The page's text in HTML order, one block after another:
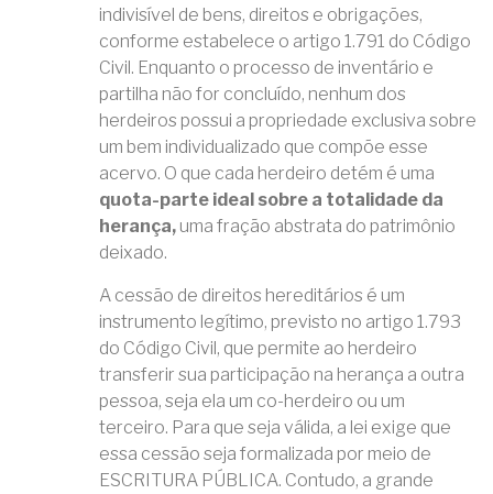
indivisível de bens, direitos e obrigações,
conforme estabelece o artigo 1.791 do Código
Civil. Enquanto o processo de inventário e
partilha não for concluído, nenhum dos
herdeiros possui a propriedade exclusiva sobre
um bem individualizado que compõe esse
acervo. O que cada herdeiro detém é uma
quota-parte ideal sobre a totalidade da
herança, uma fração abstrata do patrimônio
deixado.
A cessão de direitos hereditários é um
instrumento legítimo, previsto no artigo 1.793
do Código Civil, que permite ao herdeiro
transferir sua participação na herança a outra
pessoa, seja ela um co-herdeiro ou um
terceiro. Para que seja válida, a lei exige que
essa cessão seja formalizada por meio de
ESCRITURA PÚBLICA. Contudo, a grande